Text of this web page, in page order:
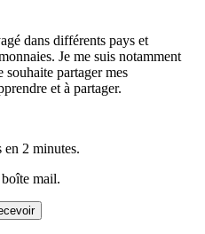
dans différents pays et
Je me suis notamment
partager mes
et à partager.
en 2 minutes.
mail.